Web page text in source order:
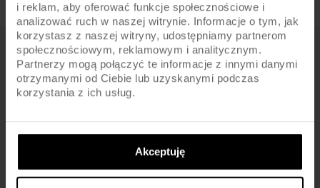
i reklam, aby oferować funkcje społecznościowe i
analizować ruch w naszej witrynie. Informacje o tym, jak
korzystasz z naszej witryny, udostępniamy partnerom
społecznościowym, reklamowym i analitycznym.
Partnerzy mogą połączyć te informacje z innymi danymi
otrzymanymi od Ciebie lub uzyskanymi podczas
korzystania z ich usług.
Akceptuję
FIRMA
O nas
Kontakt
Archiwum rowerów
Oświadczenie o dostępności